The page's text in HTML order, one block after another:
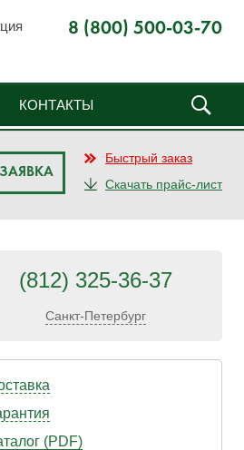
8 (800) 500-03-70
КОНТАКТЫ
Быстрый заказ
Скачать прайс-лист
(812) 325-36-37
Санкт-Петербург
(PDF)